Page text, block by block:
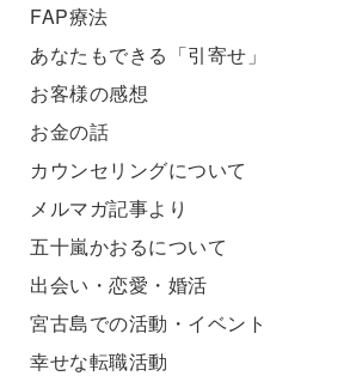
FAP療法
あなたもできる「引寄せ」
お客様の感想
お金の話
カウンセリングについて
メルマガ記事より
五十嵐かおるについて
出会い・恋愛・婚活
宮古島での活動・イベント
幸せな転職活動